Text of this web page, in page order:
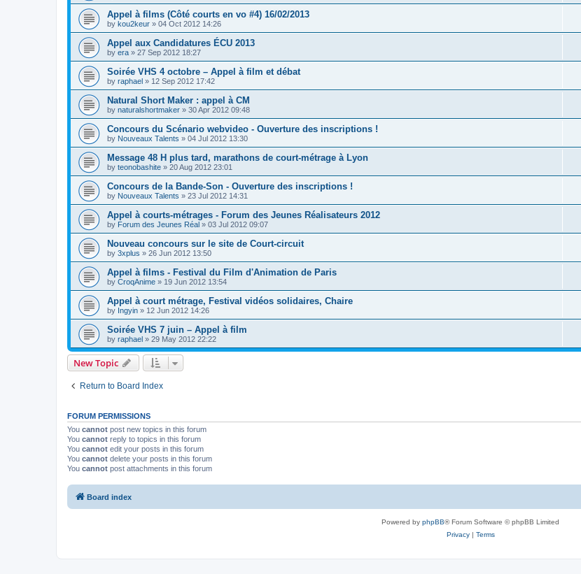
Appel à films (Côté courts en vo #4) 16/02/2013
by kou2keur » 04 Oct 2012 14:26
Appel aux Candidatures ÉCU 2013
by era » 27 Sep 2012 18:27
Soirée VHS 4 octobre – Appel à film et débat
by raphael » 12 Sep 2012 17:42
Natural Short Maker : appel à CM
by naturalshortmaker » 30 Apr 2012 09:48
Concours du Scénario webvideo - Ouverture des inscriptions !
by Nouveaux Talents » 04 Jul 2012 13:30
Message 48 H plus tard, marathons de court-métrage à Lyon
by teonobashite » 20 Aug 2012 23:01
Concours de la Bande-Son - Ouverture des inscriptions !
by Nouveaux Talents » 23 Jul 2012 14:31
Appel à courts-métrages - Forum des Jeunes Réalisateurs 2012
by Forum des Jeunes Réal » 03 Jul 2012 09:07
Nouveau concours sur le site de Court-circuit
by 3xplus » 26 Jun 2012 13:50
Appel à films - Festival du Film d'Animation de Paris
by CroqAnime » 19 Jun 2012 13:54
Appel à court métrage, Festival vidéos solidaires, Chaire
by Ingyin » 12 Jun 2012 14:26
Soirée VHS 7 juin – Appel à film
by raphael » 29 May 2012 22:22
New Topic
Return to Board Index
FORUM PERMISSIONS
You cannot post new topics in this forum
You cannot reply to topics in this forum
You cannot edit your posts in this forum
You cannot delete your posts in this forum
You cannot post attachments in this forum
Board index
Powered by phpBB® Forum Software © phpBB Limited
Privacy| Terms